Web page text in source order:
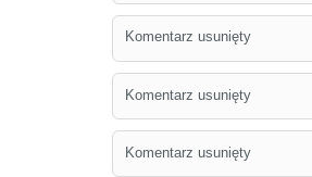
Komentarz usunięty
Komentarz usunięty
Komentarz usunięty